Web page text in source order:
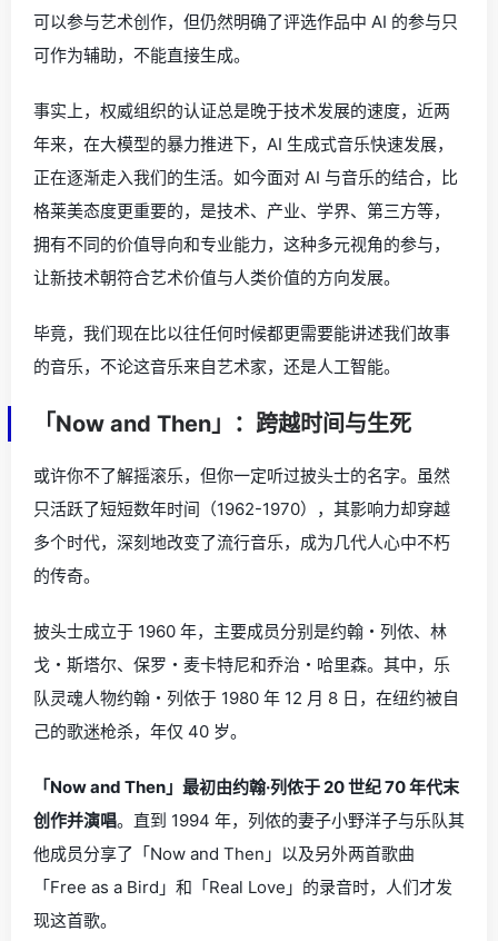
可以参与艺术创作，但仍然明确了评选作品中 AI 的参与只
可作为辅助，不能直接生成。
事实上，权威组织的认证总是晚于技术发展的速度，近两
年来，在大模型的暴力推进下，AI 生成式音乐快速发展，
正在逐渐走入我们的生活。如今面对 AI 与音乐的结合，比
格莱美态度更重要的，是技术、产业、学界、第三方等，
拥有不同的价值导向和专业能力，这种多元视角的参与，
让新技术朝符合艺术价值与人类价值的方向发展。
毕竟，我们现在比以往任何时候都更需要能讲述我们故事
的音乐，不论这音乐来自艺术家，还是人工智能。
「Now and Then」：跨越时间与生死
或许你不了解摇滚乐，但你一定听过披头士的名字。虽然
只活跃了短短数年时间（1962-1970），其影响力却穿越
多个时代，深刻地改变了流行音乐，成为几代人心中不朽
的传奇。
披头士成立于 1960 年，主要成员分别是约翰・列侬、林
戈・斯塔尔、保罗・麦卡特尼和乔治・哈里森。其中，乐
队灵魂人物约翰・列侬于 1980 年 12 月 8 日，在纽约被自
己的歌迷枪杀，年仅 40 岁。
「Now and Then」最初由约翰·列侬于 20 世纪 70 年代末
创作并演唱。直到 1994 年，列侬的妻子小野洋子与乐队其
他成员分享了「Now and Then」以及另外两首歌曲
「Free as a Bird」和「Real Love」的录音时，人们才发
现这首歌。